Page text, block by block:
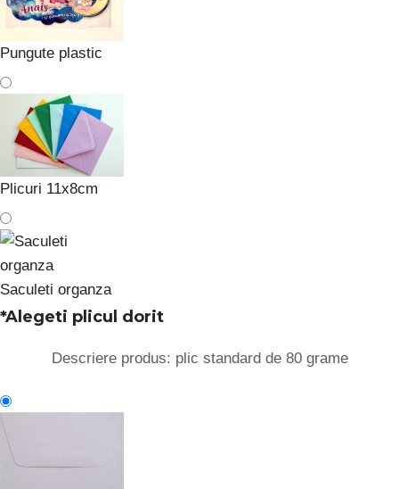
Pungute plastic
Plicuri 11x8cm
Saculeti organza
*Alegeti plicul dorit
Descriere produs: plic standard de 80 grame